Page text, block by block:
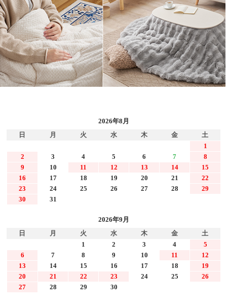
2026年8月
日
月 火 水 木 金
土
1
2
3 4 5 6 7
8
9
10 11 12 13 14
15
16
17 18 19 20 21
22
23
24 25 26 27 28
29
30
31
2026年9月
日
月 火 水 木 金
土
1
2 3 4
5
6
7 8 9 10 11
12
13
14 15 16 17 18
19
20
21 22 23 24 25
26
27
28 29 30